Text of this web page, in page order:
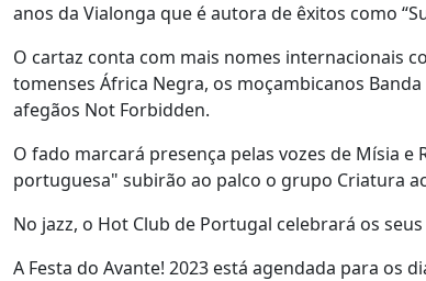
anos da Vialonga que é autora de êxitos como
O cartaz conta com mais nomes internacionais
tomenses África Negra, os moçambicanos
afegãos Not Forbidden.
O fado marcará presença pelas vozes de Mísia
portuguesa" subirão ao palco o grupo Criatura
No jazz, o Hot Club de Portugal celebrará os
A Festa do Avante! 2023 está agendada para os